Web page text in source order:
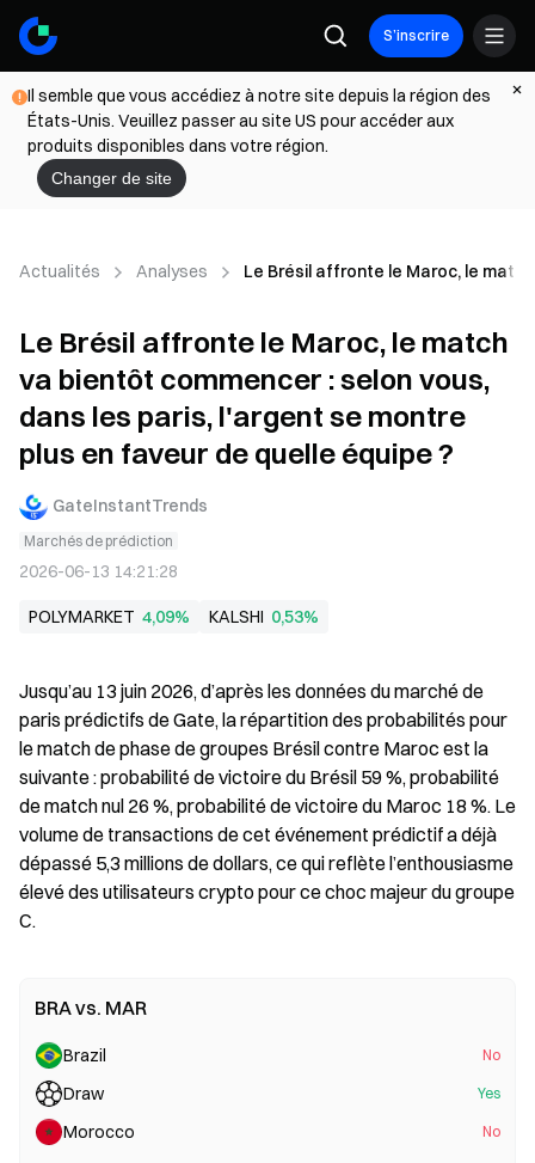
S’inscrire
Il semble que vous accédiez à notre site depuis la région des
États-Unis. Veuillez passer au site US pour accéder aux
produits disponibles dans votre région.
Changer de site
Actualités Analyses Le Brésil affronte le Maroc, le
Le Brésil affronte le Maroc, le match
va bientôt commencer : selon vous,
dans les paris, l'argent se montre
plus en faveur de quelle équipe ?
GateInstantTrends
Marchés de prédiction
2026-06-13 14:21:28
POLYMARKET 4,09% KALSHI 0,53%
Jusqu’au 13 juin 2026, d’après les données du marché de
paris prédictifs de Gate, la répartition des probabilités pour
le match de phase de groupes Brésil contre Maroc est la
suivante : probabilité de victoire du Brésil 59 %, probabilité
de match nul 26 %, probabilité de victoire du Maroc 18 %. Le
volume de transactions de cet événement prédictif a déjà
dépassé 5,3 millions de dollars, ce qui reflète l’enthousiasme
élevé des utilisateurs crypto pour ce choc majeur du groupe
C.
BRA vs. MAR
Brazil No
Draw Yes
Morocco No